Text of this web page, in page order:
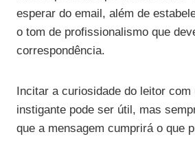
esperar do email, além de
o tom de profissionalismo que
correspondência.
Incitar a curiosidade do leitor
instigante pode ser útil, mas
que a mensagem cumprirá o que